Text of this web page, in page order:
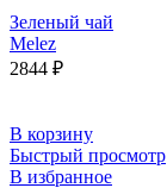
Зеленый чай
Melez
2844 ₽
В корзину
Быстрый просмотр
В избранное